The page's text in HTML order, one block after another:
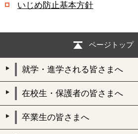
いじめ防止基本方針
ページトップ
就学・進学される皆さまへ
在校生・保護者の皆さまへ
卒業生の皆さまへ